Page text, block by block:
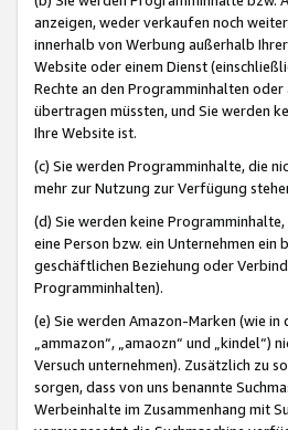
anzeigen, weder verkaufen noch
innerhalb von Werbung außerhalb
Website oder einem Dienst
Rechte an den Programminhalten
übertragen müssten, und Sie werden
Ihre Website ist.
(c) Sie werden Programminhalte, die
mehr zur Nutzung zur Verfügung
(d) Sie werden keine
eine Person bzw. ein Unternehmen
geschäftlichen Beziehung oder
Programminhalten).
(e) Sie werden Amazon-Marken (wie in
„ammazon“, „amaozn“ und
Versuch unternehmen). Zusätzlich zu
sorgen, dass von uns benannte
Werbeinhalte im Zusammenhang mit